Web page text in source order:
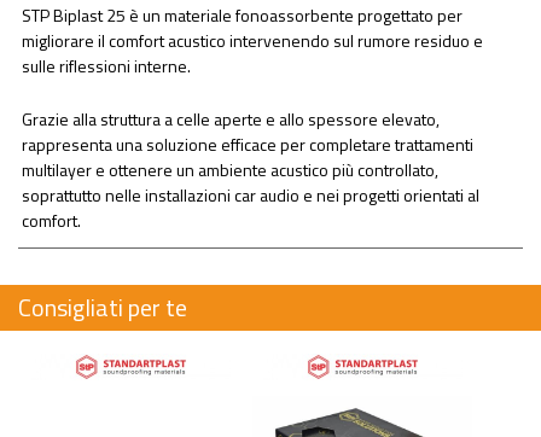
STP Biplast 25 è un materiale fonoassorbente progettato per
migliorare il comfort acustico intervenendo sul rumore residuo e
sulle riflessioni interne.
Grazie alla struttura a celle aperte e allo spessore elevato,
rappresenta una soluzione efficace per completare trattamenti
multilayer e ottenere un ambiente acustico più controllato,
soprattutto nelle installazioni car audio e nei progetti orientati al
comfort.
Consigliati per te